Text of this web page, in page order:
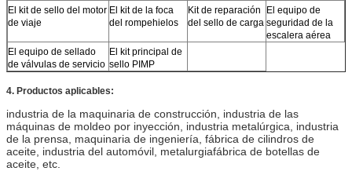
El kit de sello del motor
de viaje
El kit de la foca
del rompehielos
Kit de reparación
del sello de carga
El equipo de
seguridad de la
escalera aérea
El equipo de sellado
de válvulas de servicio
El kit principal de
sello PIMP
4. Productos aplicables:
industria de la maquinaria de construcción, industria de las
máquinas de moldeo por inyección, industria metalúrgica, industria
de la prensa, maquinaria de ingeniería, fábrica de cilindros de
aceite, industria del automóvil, metalurgiafábrica de botellas de
aceite, etc.